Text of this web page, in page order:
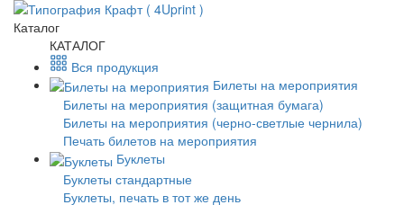
Каталог
КАТАЛОГ
Вся продукция
Билеты на мероприятия
Билеты на мероприятия (защитная бумага)
Билеты на мероприятия (черно-светлые чернила)
Печать билетов на мероприятия
Буклеты
Буклеты стандартные
Буклеты, печать в тот же день